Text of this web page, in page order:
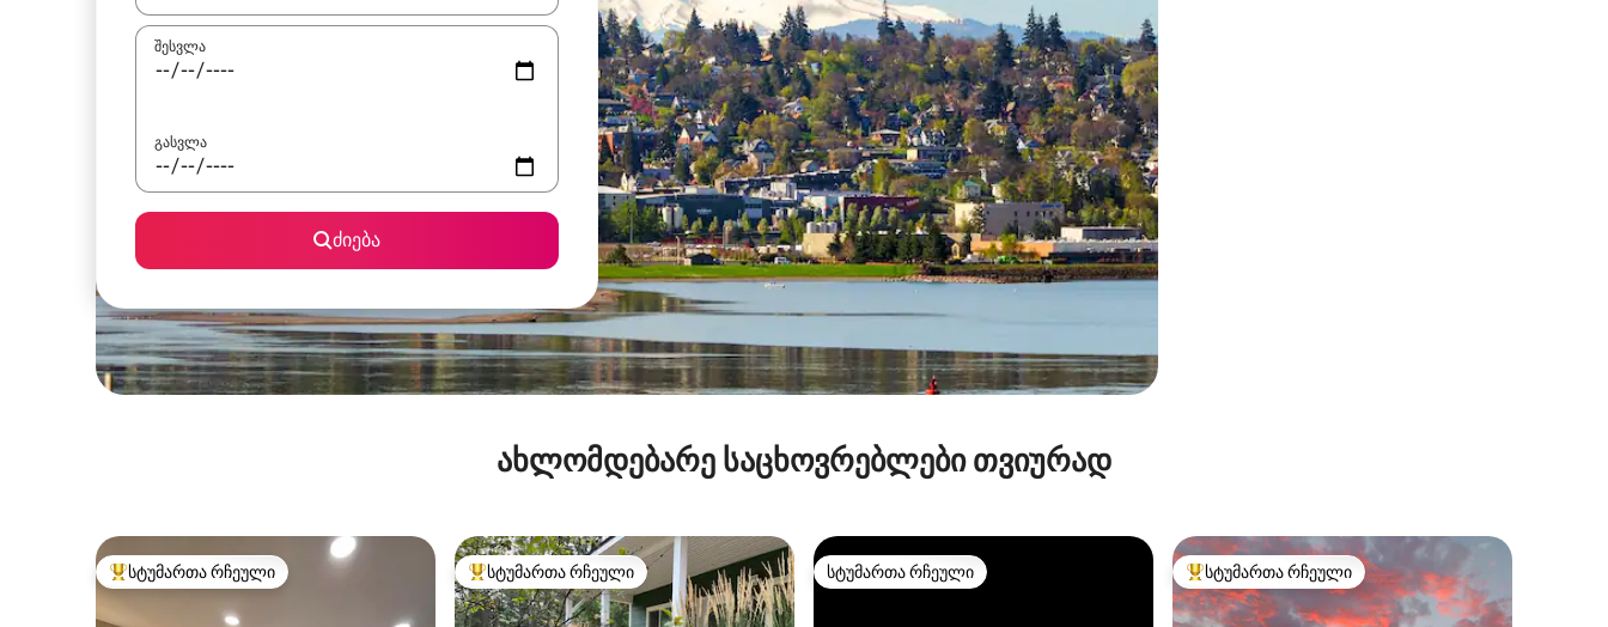
შესვლა
გასვლა
ძიება
ახლომდებარე საცხოვრებლები თვიურად
სტუმართა რჩეული მოწინავე ვარიანტი
სტუმართა რჩეული სტუმართა რჩეული მოწინავე ვარიანტი
სტუმართა რჩეული სტუმართა რჩეული
სტუმართა რჩეული სტუმართა რჩეული მოწინავე ვარიანტი
სტუმართა რჩეული